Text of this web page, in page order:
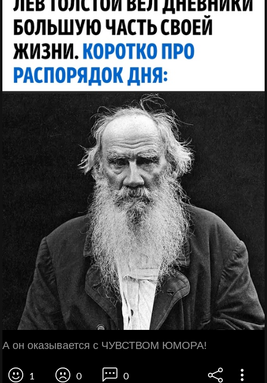
А он оказывается с ЧУВСТВОМ ЮМОРА!
1 0 0